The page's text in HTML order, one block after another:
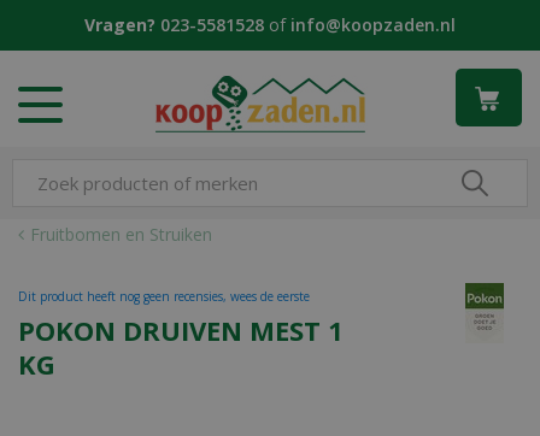
Fruitbomen en Struiken
Vragen? 023-5581528 of info@koopzaden.nl
POKON DRUIVEN MEST 1
KG
Dit product heeft nog geen recensies, wees de eerste